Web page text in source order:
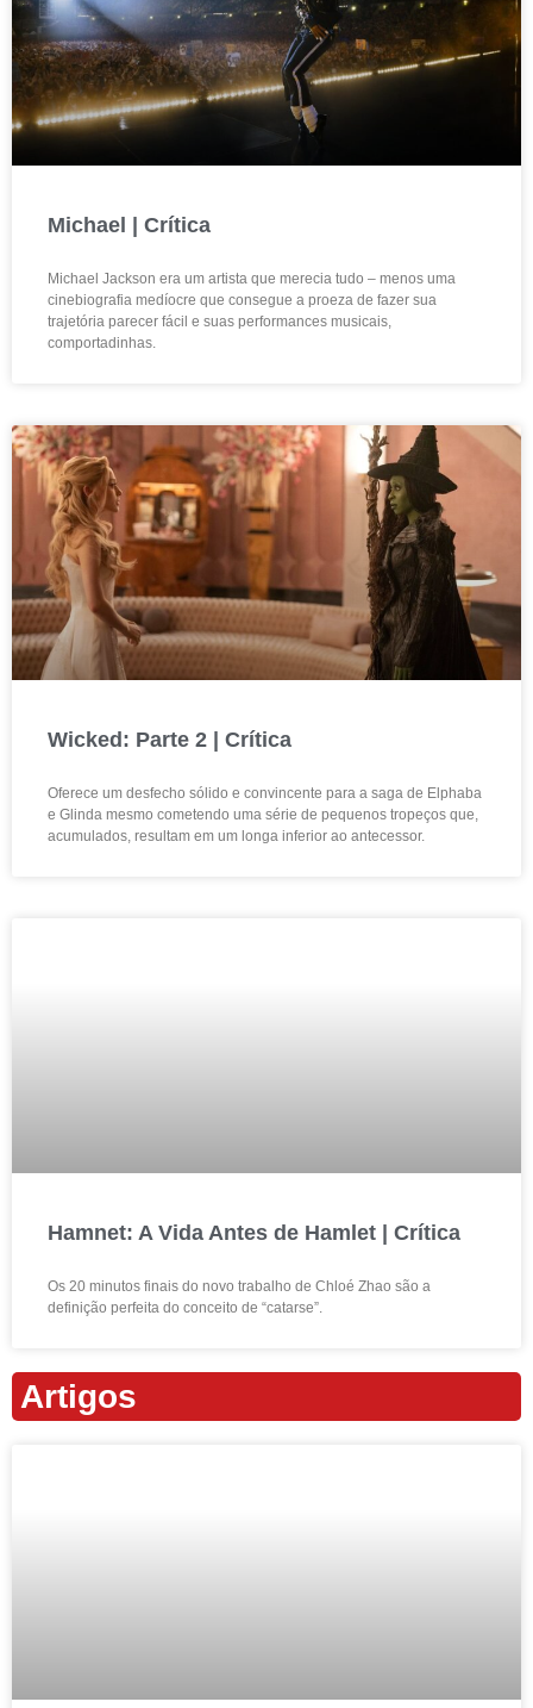
Michael | Crítica
Michael Jackson era um artista que merecia tudo – menos uma
cinebiografia medíocre que consegue a proeza de fazer sua
trajetória parecer fácil e suas performances musicais,
comportadinhas.
Wicked: Parte 2 | Crítica
Oferece um desfecho sólido e convincente para a saga de Elphaba
e Glinda mesmo cometendo uma série de pequenos tropeços que,
acumulados, resultam em um longa inferior ao antecessor.
Hamnet: A Vida Antes de Hamlet | Crítica
Os 20 minutos finais do novo trabalho de Chloé Zhao são a
definição perfeita do conceito de “catarse”.
Artigos